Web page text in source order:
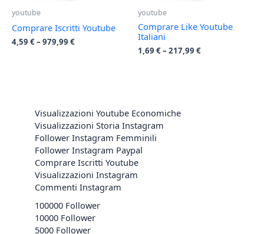
youtube
Comprare Iscritti Youtube
4,59 €– 979,99 €
youtube
Comprare Like Youtube
Italiani
1,69 €– 217,99 €
Visualizzazioni Youtube Economiche
Visualizzazioni Storia Instagram
Follower Instagram Femminili
Follower Instagram Paypal
Comprare Iscritti Youtube
Visualizzazioni Instagram
Commenti Instagram
100000 Follower
10000 Follower
5000 Follower